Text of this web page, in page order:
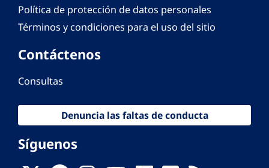
Política de protección de datos personales
Términos y condiciones para el uso del sitio
Contáctenos
Consultas
Denuncia las faltas de conducta
Síguenos